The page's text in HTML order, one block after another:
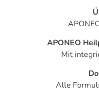
APONEO
Mit
Alle